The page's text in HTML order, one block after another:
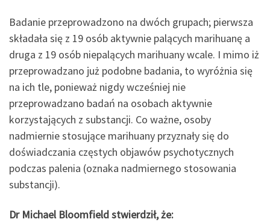
Badanie przeprowadzono na dwóch grupach; pierwsza
składała się z 19 osób aktywnie palących marihuanę a
druga z 19 osób niepalących marihuany wcale. I mimo iż
przeprowadzano już podobne badania, to wyróżnia się
na ich tle, ponieważ nigdy wcześniej nie
przeprowadzano badań na osobach aktywnie
korzystających z substancji. Co ważne, osoby
nadmiernie stosujące marihuany przyznały się do
doświadczania częstych objawów psychotycznych
podczas palenia (oznaka nadmiernego stosowania
substancji).
Dr Michael Bloomfield stwierdził, że: